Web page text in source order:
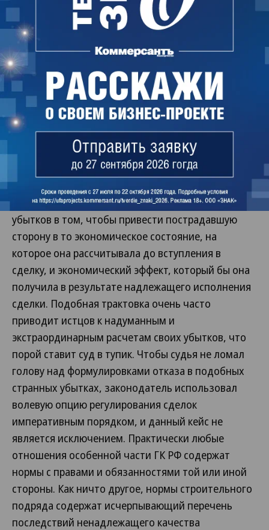
законодательство не дает заказчику права на
возмещение убытков, а позволяет требовать
безвозмездного устранения нарушений в
разумный срок, возмещения расходов на
устранение или уменьшения установленной за
работу цены.
В ФРЖС вчера сообщили «Ъ-Уфа», что намерены
подать кассационную жалобу.
По мнению партнера юридической компании
«Генезис» Василия Сосновского, суды приняли
обоснованное решение. «Смысл возмещения
убытков в том, чтобы привести пострадавшую
сторону в то экономическое состояние, на
которое она рассчитывала до вступления в
сделку, и экономический эффект, который бы она
получила в результате надлежащего исполнения
сделки. Подобная трактовка очень часто
приводит истцов к надуманным и
экстраординарным расчетам своих убытков, что
порой ставит суд в тупик. Чтобы судья не ломал
голову над формулировками отказа в подобных
странных убытках, законодатель использовал
волевую опцию регулирования сделок
императивным порядком, и данный кейс не
является исключением. Практически любые
отношения особенной части ГК РФ содержат
нормы с правами и обязанностями той или иной
стороны. Как ничто другое, нормы строительного
подряда содержат исчерпывающий перечень
последствий ненадлежащего качества